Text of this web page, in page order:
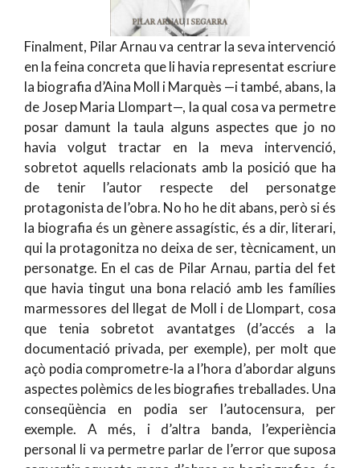
Finalment, Pilar Arnau va centrar la seva intervenció
en la feina concreta que li havia representat escriure
la biografia d’Aina Moll i Marquès —i també, abans, la
de Josep Maria Llompart—, la qual cosa va permetre
posar damunt la taula alguns aspectes que jo no
havia volgut tractar en la meva intervenció,
sobretot aquells relacionats amb la posició que ha
de tenir l’autor respecte del personatge
protagonista de l’obra. No ho he dit abans, però si és
la biografia és un gènere assagístic, és a dir, literari,
qui la protagonitza no deixa de ser, tècnicament, un
personatge. En el cas de Pilar Arnau, partia del fet
que havia tingut una bona relació amb les famílies
marmessores del llegat de Moll i de Llompart, cosa
que tenia sobretot avantatges (d’accés a la
documentació privada, per exemple), per molt que
açò podia comprometre-la a l’hora d’abordar alguns
aspectes polèmics de les biografies treballades. Una
conseqüència en podia ser l’autocensura, per
exemple. A més, i d’altra banda, l’experiència
personal li va permetre parlar de l’error que suposa